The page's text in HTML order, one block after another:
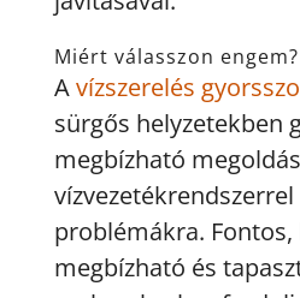
Miért válasszon engem?
Avízszerelés
sürgős helyzetekben
megbízható
problémákra. Fontos,
megbízható és